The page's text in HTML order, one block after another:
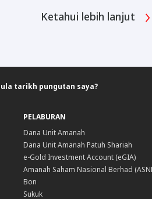
Ketahui lebih lanjut
tarikh pungutan saya?
PELABURAN
Dana Unit Amanah
Dana Unit Amanah Patuh Shariah
e-Gold Investment Account (eGIA)
Amanah Saham Nasional Berhad
Bon
Sukuk